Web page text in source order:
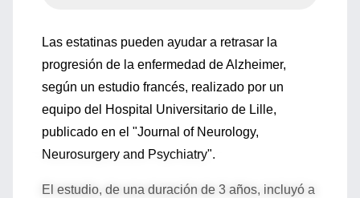
Las estatinas pueden ayudar a retrasar la
progresión de la enfermedad de Alzheimer,
según un estudio francés, realizado por un
equipo del Hospital Universitario de Lille,
publicado en el "Journal of Neurology,
Neurosurgery and Psychiatry".
El estudio, de una duración de 3 años, incluyó a